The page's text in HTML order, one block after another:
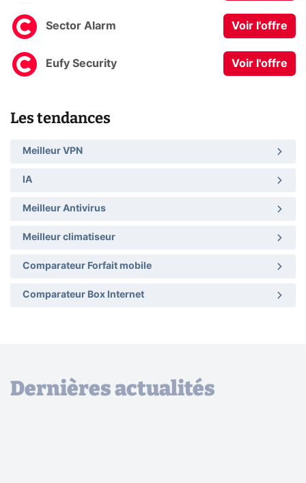
Sector Alarm Voir l'offre
Eufy Security Voir l'offre
Les tendances
Meilleur VPN
IA
Meilleur Antivirus
Meilleur climatiseur
Comparateur Forfait mobile
Comparateur Box Internet
Dernières actualités